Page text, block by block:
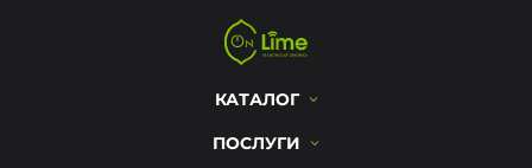
КАТАЛОГ
ПОСЛУГИ